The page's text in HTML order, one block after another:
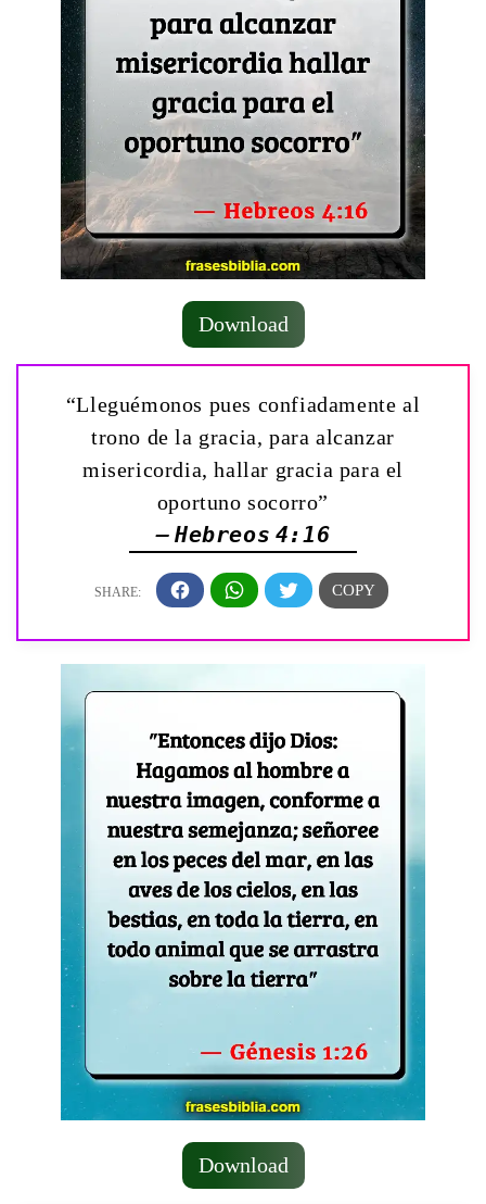
Download
“Lleguémonos pues confiadamente al
trono de la gracia, para alcanzar
misericordia, hallar gracia para el
oportuno socorro”
— Hebreos 4:16
Download